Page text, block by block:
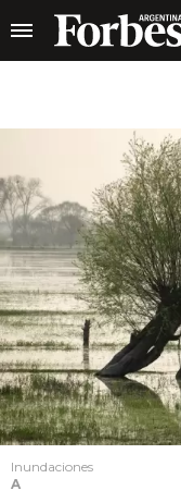
Inundaciones
A